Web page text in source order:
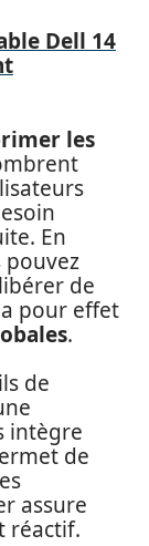
Dell 14
les
En
pouvez
de
a pour effet
.
de
intègre
de
assure
réactif.